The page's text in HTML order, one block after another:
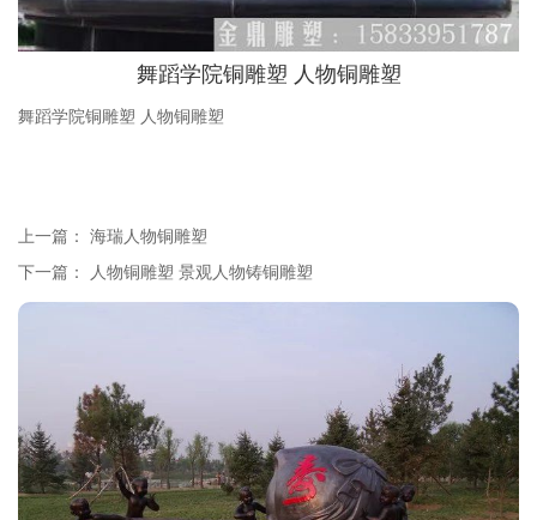
舞蹈学院铜雕塑 人物铜雕塑
舞蹈学院铜雕塑 人物铜雕塑
上一篇： 海瑞人物铜雕塑
下一篇：
人物铜雕塑 景观人物铸铜雕塑